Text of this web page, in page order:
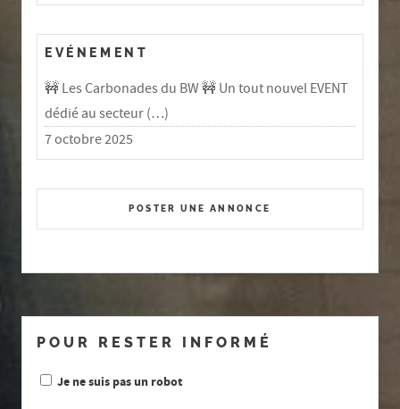
EVÉNEMENT
🚧 Les Carbonades du BW 🚧 Un tout nouvel EVENT
dédié au secteur (…)
7 octobre 2025
POSTER UNE ANNONCE
POUR RESTER INFORMÉ
Je ne suis pas un robot